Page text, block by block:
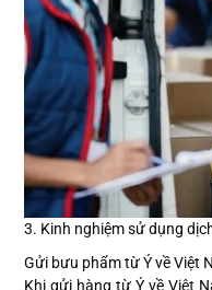
3. Kinh nghiệm sử dụng
Gửi bưu phẩm từ Ý về Việt
Khi gửi hàng từ Ý về Việt